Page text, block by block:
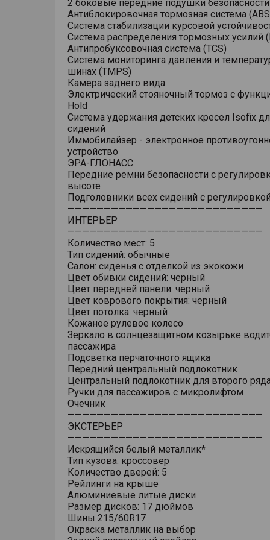
2 боковые передние подушки безопасности
Антиблокировочная тормозная система
Система стабилизации курсовой
Система распределения тормозных усилий
Антипробуксовочная система (TCS)
Система мониторинга давления и
шинах (TMPS)
Камера заднего вида
Электрический стояночный тормоз с
Hold
Система удержания детских кресел Isofix
сидений
Иммобилайзер - электронное
устройство
ЭРА-ГЛОНАСС
Передние ремни безопасности с
высоте
Подголовники всех сидений с
———————————————————————————
ИНТЕРЬЕР
———————————————————————————
Количество мест: 5
Тип сидений: обычные
Салон: сиденья с отделкой из экокожи
Цвет обивки сидений: черный
Цвет передней панели: черный
Цвет коврового покрытия: черный
Цвет потолка: черный
Кожаное рулевое колесо
Зеркало в солнцезащитном козырьке
пассажира
Подсветка перчаточного ящика
Передний центральный подлокотник
Центральный подлокотник для второго
Ручки для пассажиров с микролифтом
Очечник
———————————————————————————
ЭКСТЕРЬЕР
———————————————————————————
Искрящийся белый металлик*
Тип кузова: кроссовер
Количество дверей: 5
Рейлинги на крыше
Алюминиевые литые диски
Размер дисков: 17 дюймов
Шины 215/60R17
Окраска металлик на выбор